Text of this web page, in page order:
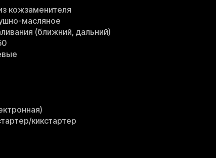
кожзаменителя
масляное
(ближний, дальний)
кикстартер